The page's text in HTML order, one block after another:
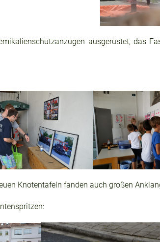
ausgerüstet, das
Knotentafeln fanden auch großen